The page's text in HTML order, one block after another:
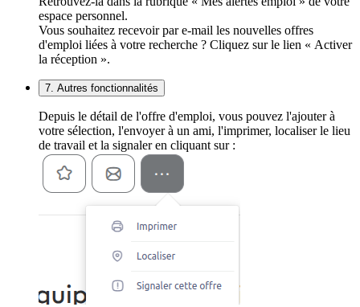
espace personnel.
Vous souhaitez recevoir par e-mail les nouvelles offres
d'emploi liées à votre recherche ? Cliquez sur le lien « Activer
la réception ».
7. Autres fonctionnalités
Depuis le détail de l'offre d'emploi, vous pouvez l'ajouter à
votre sélection, l'envoyer à un ami, l'imprimer, localiser le lieu
de travail et la signaler en cliquant sur :